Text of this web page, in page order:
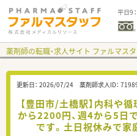
平日9
薬剤師の転職・求人サイト ファルマス
更新日： 2026/07/24 薬剤師求人ID：
【豊田市/土橋駅】内科や
から2200円、週4から5日
です。土日祝休みで家